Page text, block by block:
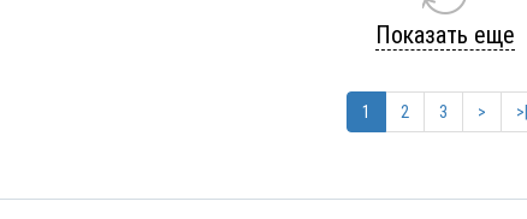
Показать еще
1 2 3 >
>|